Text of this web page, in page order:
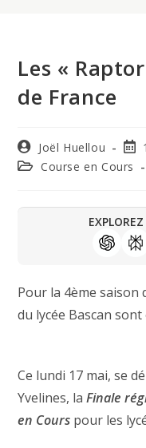
Les «
de France
Joël Huellou
Course en Cours
Pour la 4ème saison
du lycée Bascan
Ce lundi 17 mai, se
Yvelines, laFinale
en Cours pour les